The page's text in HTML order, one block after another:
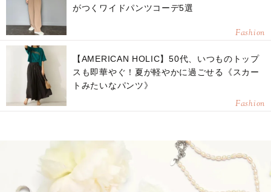
がつくワイドパンツコーデ5選
Fashion
【AMERICAN HOLIC】50代、いつものトップ
スも即華やぐ！夏が軽やかに過ごせる《スカー
トみたいなパンツ》
Fashion